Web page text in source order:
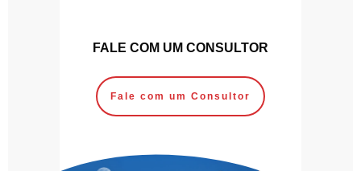
FALE COM UM CONSULTOR
Fale com um Consultor